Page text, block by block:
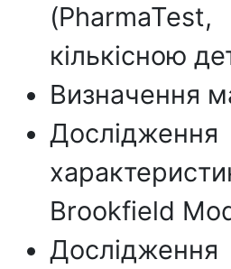
кількісною
Визначення
Brookfield